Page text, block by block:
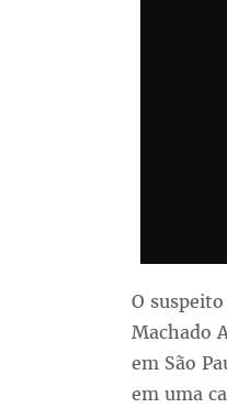
O
Machado
em São
em uma